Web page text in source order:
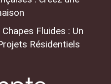
Fluides : Un
Résidentiels